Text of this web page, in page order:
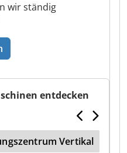
wir ständig
entdecken
Vertikal